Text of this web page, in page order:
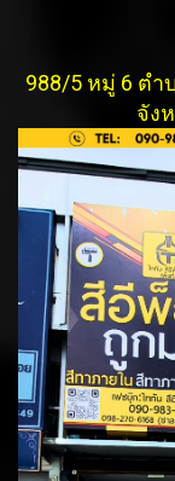
988/5 หมู่ 6 ตำ
จัง